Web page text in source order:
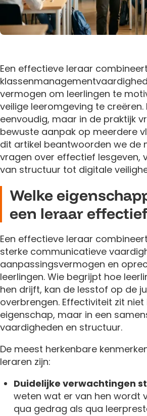
Een effectieve leraar
vermogen om leerlingen te
veilige leeromgeving te creëren.
eenvoudig, maar in de praktijk
bewuste aanpak op meerdere
dit artikel beantwoorden we de
vragen over effectief lesgeven,
van structuur tot digitale
Welke
een leraar
Een effectieve leraar
sterke communicatieve
aanpassingsvermogen en
leerlingen. Wie begrijpt hoe
hen drijft, kan de lesstof op de
overbrengen. Effectiviteit zit niet
eigenschap, maar in een
vaardigheden en structuur.
De meest herkenbare
leraren zijn:
Duidelijke verwachtingen
weten wat er van hen wordt
qua gedrag als qua